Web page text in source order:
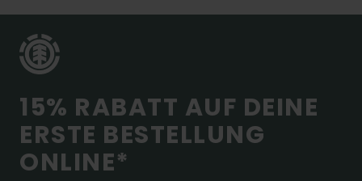
15% RABATT AUF DEINE
ERSTE BESTELLUNG
ONLINE*